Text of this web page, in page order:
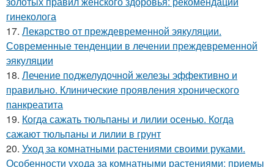
гинеколога
17. Лекарство от преждевременной эякуляции.
Современные тенденции в лечении преждевременной
эякуляции
18. Лечение поджелудочной железы эффективно и
правильно. Клинические проявления хронического
панкреатита
19. Когда сажать тюльпаны и лилии осенью. Когда
сажают тюльпаны и лилии в грунт
20. Уход за комнатными растениями своими руками.
Особенности ухода за комнатными растениями: приемы